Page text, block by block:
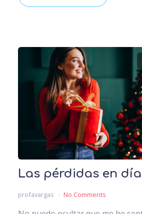
Las pérdidas en
profavargas No Comments